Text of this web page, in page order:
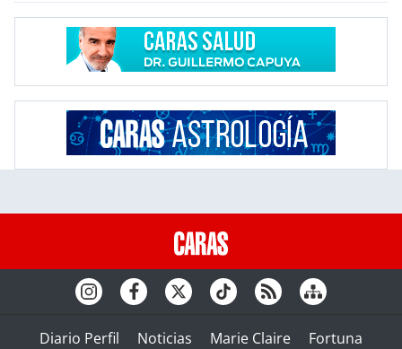
Diario Perfil Noticias Marie Claire
Fortuna